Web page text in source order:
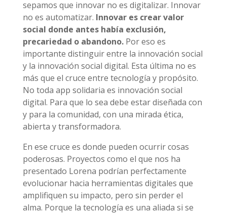
sepamos que innovar no es digitalizar. Innovar
no es automatizar. Innovar es crear valor
social donde antes había exclusión,
precariedad o abandono.Por eso es
importante distinguir entre la innovación social
y la innovación social digital. Esta última no es
más que el cruce entre tecnología y propósito.
No toda app solidaria es innovación social
digital. Para que lo sea debe estar diseñada con
y para la comunidad, con una mirada ética,
abierta y transformadora.
En ese cruce es donde pueden ocurrir cosas
poderosas. Proyectos como el que nos ha
presentado Lorena podrían perfectamente
evolucionar hacia herramientas digitales que
amplifiquen su impacto, pero sin perder el
alma. Porque la tecnología es una aliada si se